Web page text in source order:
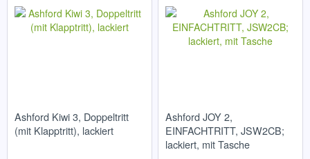
Ashford Kiwi 3, Doppeltritt
(mit Klapptritt), lackiert
Ashford JOY 2,
EINFACHTRITT, JSW2CB;
lackiert, mit Tasche